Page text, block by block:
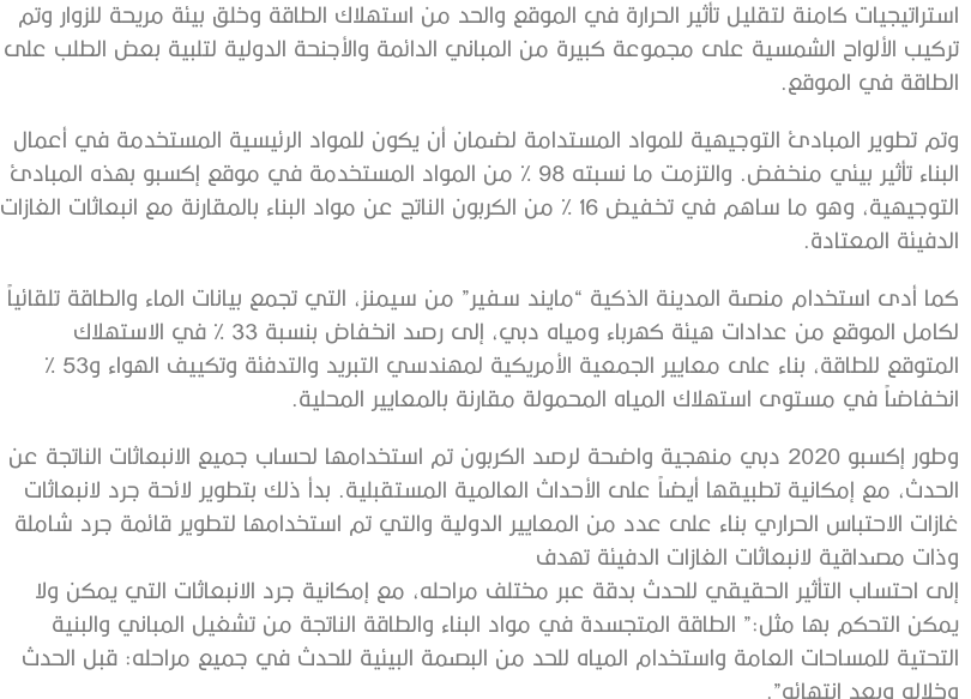
استراتيجيات كامنة لتقليل تأثير الحرارة في الموقع والحد من استهلاك الطاقة وخلق بيئة مريحة للزوار وتم
تركيب الألواح الشمسية على مجموعة كبيرة من المباني الدائمة والأجنحة الدولية لتلبية بعض الطلب على
الطاقة في الموقع.
وتم تطوير المبادئ التوجيهية للمواد المستدامة لضمان أن يكون للمواد الرئيسية المستخدمة في أعمال
البناء تأثير بيئي منخفض. والتزمت ما نسبته 98 % من المواد المستخدمة في موقع إكسبو بهذه المبادئ
التوجيهية، وهو ما ساهم في تخفيض 16 % من الكربون الناتج عن مواد البناء بالمقارنة مع انبعاثات الغازات
الدفيئة المعتادة.
كما أدى استخدام منصة المدينة الذكية “مايند سفير” من سيمنز، التي تجمع بيانات الماء والطاقة تلقائياً
لكامل الموقع من عدادات هيئة كهرباء ومياه دبي، إلى رصد انخفاض بنسبة 33 % في الاستهلاك
المتوقع للطاقة، بناء على معايير الجمعية الأمريكية لمهندسي التبريد والتدفئة وتكييف الهواء و53 %
انخفاضاً في مستوى استهلاك المياه المحمولة مقارنة بالمعايير المحلية.
وطور إكسبو 2020 دبي منهجية واضحة لرصد الكربون تم استخدامها لحساب جميع الانبعاثات الناتجة عن
الحدث، مع إمكانية تطبيقها أيضاً على الأحداث العالمية المستقبلية. بدأ ذلك بتطوير لائحة جرد لانبعاثات
غازات الاحتباس الحراري بناء على عدد من المعايير الدولية والتي تم استخدامها لتطوير قائمة جرد شاملة
وذات مصداقية لانبعاثات الغازات الدفيئة تهدف
إلى احتساب التأثير الحقيقي للحدث بدقة عبر مختلف مراحله، مع إمكانية جرد الانبعاثات التي يمكن ولا
يمكن التحكم بها مثل:” الطاقة المتجسدة في مواد البناء والطاقة الناتجة من تشغيل المباني والبنية
التحتية للمساحات العامة واستخدام المياه للحد من البصمة البيئية للحدث في جميع مراحله: قبل الحدث
وخلاله وبعد انتهائه”.